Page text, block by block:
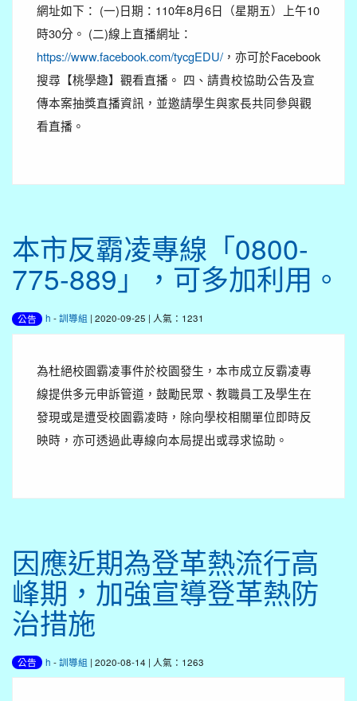
網址如下： (一)日期：110年8月6日（星期五）上午10
時30分。 (二)線上直播網址：
https://www.facebook.com/tycgEDU/ ，亦可於Facebook
搜尋【桃學趣】觀看直播。 四、請貴校協助公告及宣
傳本案抽獎直播資訊，並邀請學生與家長共同參與觀
看直播。
本市反霸凌專線「0800-
775-889」，可多加利用。
公告 h -訓導組 | 2020-09-25 | 人氣：1231
為杜絕校園霸凌事件於校園發生，本市成立反霸凌專
線提供多元申訴管道，鼓勵民眾、教職員工及學生在
發現或是遭受校園霸凌時，除向學校相關單位即時反
映時，亦可透過此專線向本局提出或尋求協助。
因應近期為登革熱流行高
峰期，加強宣導登革熱防
治措施
公告 h -訓導組 | 2020-08-14 | 人氣：1263